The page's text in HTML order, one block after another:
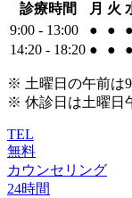
診療時間
月 火
9:00 - 13:00
● ● ●
14:20 - 18:20 ● ● ●
※ 土曜日の午前は
※ 休診日は土曜日
TEL
無料
カウンセリング
24時間